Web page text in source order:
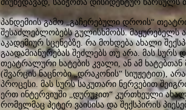
მიუხედავად, საბჭოთა დისიდენტურ წარსულს
პანდემიის გამო „გაჩერებული დროის“
შესაძლებლობებს გულისხმობს.
აკადემიურ სცენებზე. რა მოხდება ახალი
გაადამიანურებას შეძლებს თუ არა. მას
თეატრალური ხატების კვალი, ან ამ
(შვარცის ნაცნობი „დრაკონის“ სიუჟეტით),
პროცესი. მას სურს საკუთარი ნერვებით
ერთ ინტერვიუში „დურუჯით“ კურთხეული
რომელმაც პეტერ ვაისისა და შექსპირის